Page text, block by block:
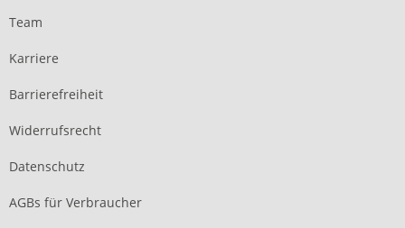
Team
Karriere
Barrierefreiheit
Widerrufsrecht
Datenschutz
AGBs für Verbraucher